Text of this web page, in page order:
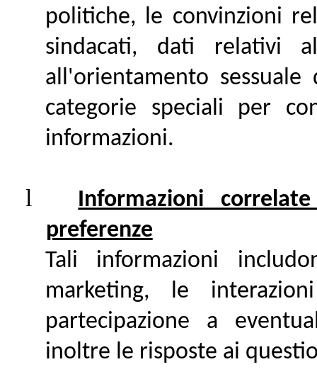
politiche, le convinzioni
sindacati, dati relativi
all'orientamento
categorie speciali per
informazioni.
l
Informazioni
preferenze
Tali informazioni
marketing, le
partecipazione a
inoltre le risposte ai